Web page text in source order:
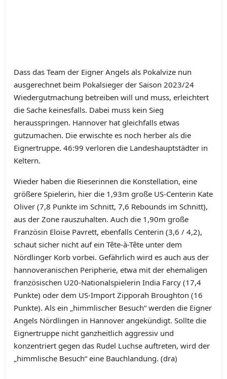
Dass das Team der Eigner Angels als Pokalvize nun
ausgerechnet beim Pokalsieger der Saison 2023/24
Wiedergutmachung betreiben will und muss, erleichtert
die Sache keinesfalls. Dabei muss kein Sieg
herausspringen. Hannover hat gleichfalls etwas
gutzumachen. Die erwischte es noch herber als die
Eignertruppe. 46:99 verloren die Landeshauptstädter in
Keltern.
Wieder haben die Rieserinnen die Konstellation, eine
größere Spielerin, hier die 1,93m große US-Centerin Kate
Oliver (7,8 Punkte im Schnitt, 7,6 Rebounds im Schnitt),
aus der Zone rauszuhalten. Auch die 1,90m große
Französin Eloise Pavrett, ebenfalls Centerin (3,6 / 4,2),
schaut sicher nicht auf ein Tête-à-Tête unter dem
Nördlinger Korb vorbei. Gefährlich wird es auch aus der
hannoveranischen Peripherie, etwa mit der ehemaligen
französischen U20-Nationalspielerin India Farcy (17,4
Punkte) oder dem US-Import Zipporah Broughton (16
Punkte). Als ein „himmlischer Besuch“ werden die Eigner
Angels Nördlingen in Hannover angekündigt. Sollte die
Eignertruppe nicht ganzheitlich aggressiv und
konzentriert gegen das Rudel Luchse auftreten, wird der
„himmlische Besuch“ eine Bauchlandung. (dra)